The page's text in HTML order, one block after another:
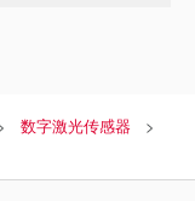
数字激光传感器